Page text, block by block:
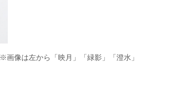
※画像は左から「映月」「緑影」「澄水」